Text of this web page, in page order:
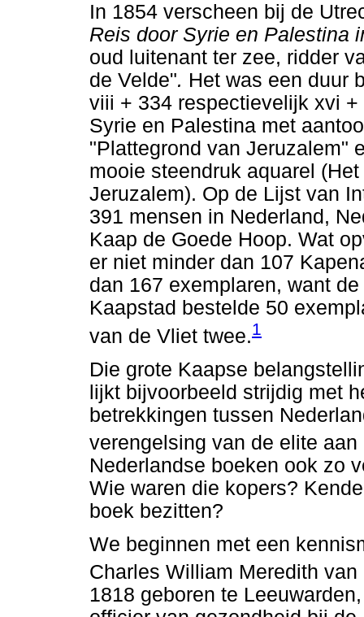
In 1854 verscheen bij de
Reis door Syrie en Palestina
oud luitenant ter zee, ridder
de Velde". Het was een duur
viii + 334 respectievelijk xvi
Syrie en Palestina met
"Plattegrond van Jeruzalem"
mooie steendruk aquarel
Jeruzalem). Op de Lijst van
391 mensen in Nederland,
Kaap de Goede Hoop. Wat
er niet minder dan 107
dan 167 exemplaren, want
Kaapstad bestelde 50
van de Vliet twee.1
Die grote Kaapse
lijkt bijvoorbeeld strijdig met
betrekkingen tussen
verengelsing van de elite aan
Nederlandse boeken ook zo
Wie waren die kopers?
boek bezitten?
We beginnen met een
Charles William Meredith van
1818 geboren te